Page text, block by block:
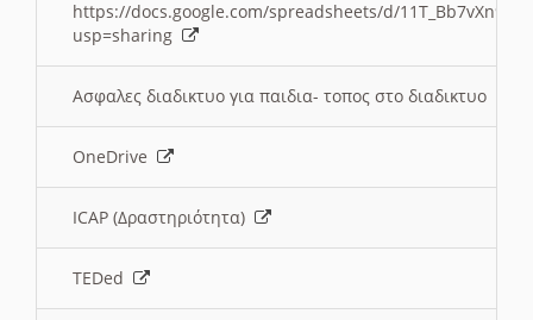
https://docs.google.com/spreadsheets/d/
usp=sharing
Ασφαλες διαδικτυο για παιδια- τοπος στο διαδικτυο
OneDrive
ICAP (Δραστηριότητα)
TEDed